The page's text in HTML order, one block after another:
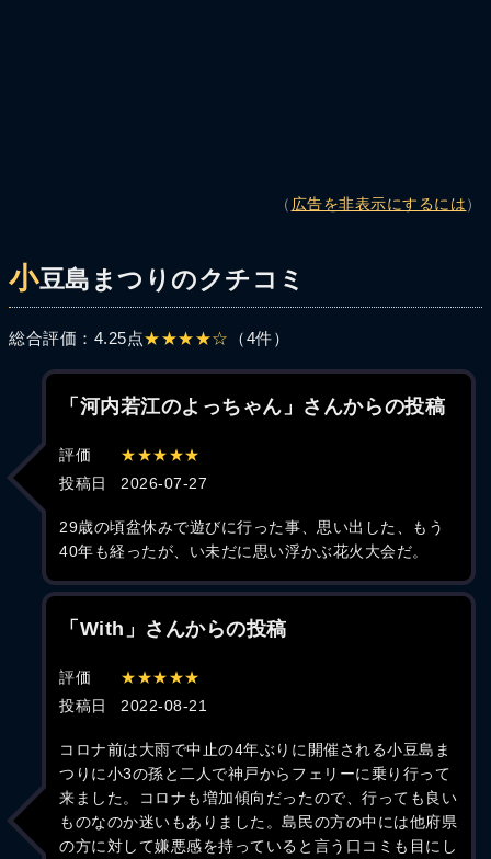
（ 広告を非表示にするには ）
小豆島まつりのクチコミ
総合評価：4.25点★★★★☆ （4件）
「河内若江のよっちゃん」さんからの投稿
評価
★★★★★
投稿日
2026-07-27
29歳の頃盆休みで遊びに行った事、思い出した、もう
40年も経ったが、い未だに思い浮かぶ花火大会だ。
「With」さんからの投稿
評価
★★★★★
投稿日
2022-08-21
コロナ前は大雨で中止の4年ぶりに開催される小豆島ま
つりに小3の孫と二人で神戸からフェリーに乗り行って
来ました。コロナも増加傾向だったので、行っても良い
ものなのか迷いもありました。島民の方の中には他府県
の方に対して嫌悪感を持っていると言う口コミも目にし